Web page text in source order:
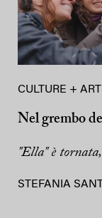
CULTURE +
Nel grembo
"Ella" è
STEFANIA